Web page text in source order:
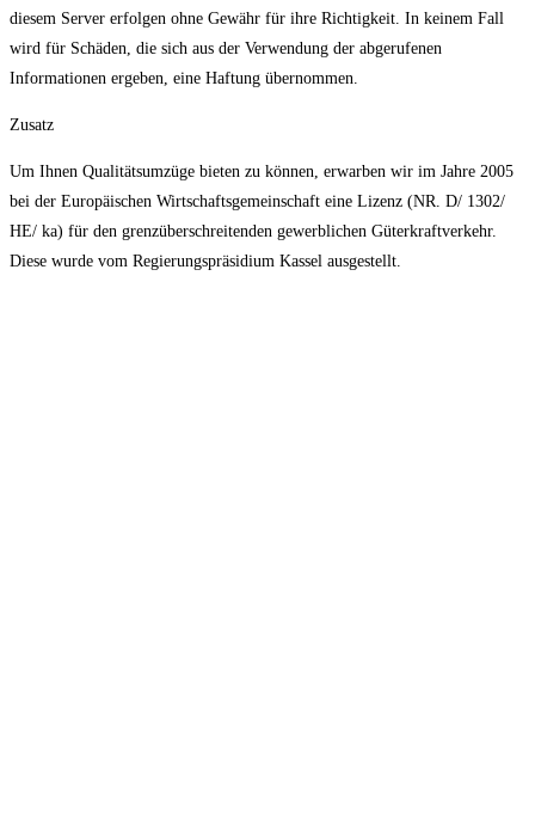
diesem Server erfolgen ohne Gewähr für ihre Richtigkeit. In keinem Fall
wird für Schäden, die sich aus der Verwendung der abgerufenen
Informationen ergeben, eine Haftung übernommen.
Zusatz
Um Ihnen Qualitätsumzüge bieten zu können, erwarben wir im Jahre 2005
bei der Europäischen Wirtschaftsgemeinschaft eine Lizenz (NR. D/ 1302/
HE/ ka) für den grenzüberschreitenden gewerblichen Güterkraftverkehr.
Diese wurde vom Regierungspräsidium Kassel ausgestellt.